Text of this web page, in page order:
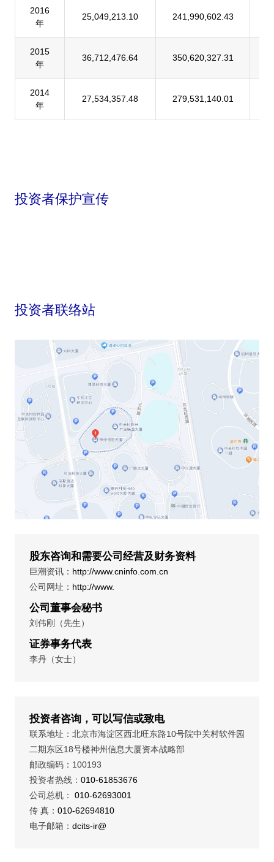
2016
年
25,049,213.10 241,990,602.43
2015
年
36,712,476.64 350,620,327.31
2014
年
27,534,357.48 279,531,140.01
投资者保护宣传
投资者联络站
股东咨询和需要公司经营及财务资料
巨潮资讯： http://www.cninfo.com.cn
公司网址： http://www.
公司董事会秘书
刘伟刚（先生）
证券事务代表
李丹（女士）
投资者咨询，可以写信或致电
联系地址：北京市海淀区西北旺东路10号院中关村软件园
二期东区18号楼神州信息大厦资本战略部
邮政编码：100193
投资者热线： 010-61853676
公司总机： 010-62693001
传 真： 010-62694810
电子邮箱： dcits-ir@